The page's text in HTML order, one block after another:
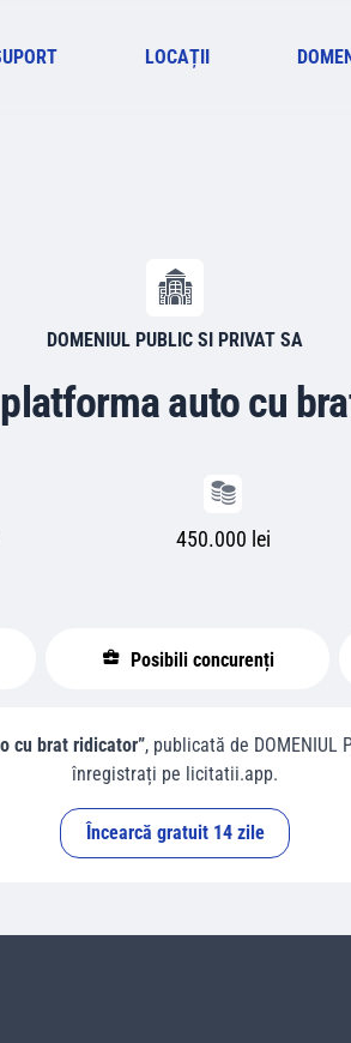
LOCAȚII
DOMENIUL PUBLIC SI PRIVAT SA
auto cu
450.000 lei
Posibili concurenți
cu brat ridicator”, publicată de DOMENIUL
înregistrați pe licitatii.app.
Încearcă gratuit 14 zile